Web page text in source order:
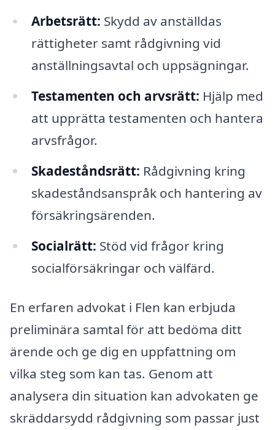
Arbetsrätt: Skydd av anställdas
rättigheter samt rådgivning vid
anställningsavtal och uppsägningar.
Testamenten och arvsrätt: Hjälp med
att upprätta testamenten och hantera
arvsfrågor.
Skadeståndsrätt: Rådgivning kring
skadeståndsanspråk och hantering av
försäkringsärenden.
Socialrätt: Stöd vid frågor kring
socialförsäkringar och välfärd.
En erfaren advokat i Flen kan erbjuda
preliminära samtal för att bedöma ditt
ärende och ge dig en uppfattning om
vilka steg som kan tas. Genom att
analysera din situation kan advokaten ge
skräddarsydd rådgivning som passar just